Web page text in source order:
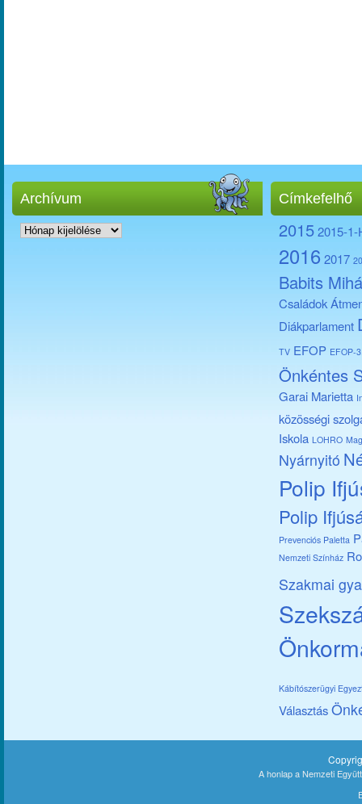
Archívum
Archívum
Címkefelhő
20152015-1-
2016 2017
Babits
Családok
Diákparlament
TV EFOP EFOP-
Önkéntes
Garai Marietta
közösségi
Iskola LOHRO
Nyárnyitó
Polip
Polip
Prevenciós Paletta
Nemzeti Színház
Szakmai
Kábítószerügyi
Választás
A honlap a Nemzeti